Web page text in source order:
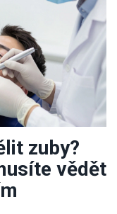
zuby?
vědět